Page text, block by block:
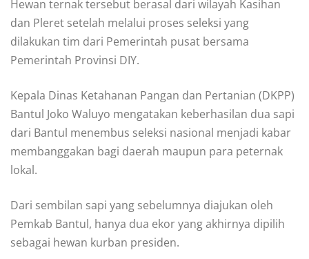
Hewan ternak tersebut berasal dari wilayah Kasihan
dan Pleret setelah melalui proses seleksi yang
dilakukan tim dari Pemerintah pusat bersama
Pemerintah Provinsi DIY.
Kepala Dinas Ketahanan Pangan dan Pertanian (DKPP)
Bantul Joko Waluyo mengatakan keberhasilan dua sapi
dari Bantul menembus seleksi nasional menjadi kabar
membanggakan bagi daerah maupun para peternak
lokal.
Dari sembilan sapi yang sebelumnya diajukan oleh
Pemkab Bantul, hanya dua ekor yang akhirnya dipilih
sebagai hewan kurban presiden.